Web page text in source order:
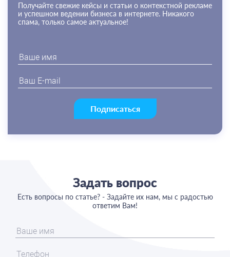
Получайте свежие кейсы и статьи о контекстной рекламе
и успешном ведении бизнеса в интернете. Никакого
спама, только самое актуальное!
Подписаться
Задать вопрос
Есть вопросы по статье? - Задайте их нам, мы с радостью
ответим Вам!